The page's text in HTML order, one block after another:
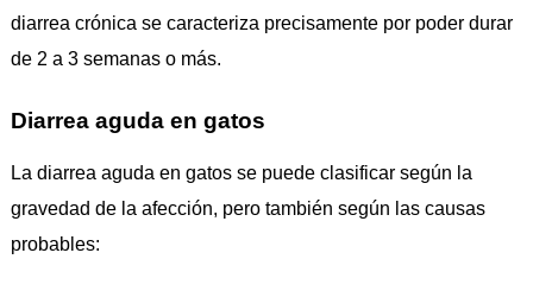
diarrea crónica se caracteriza precisamente por poder durar
de 2 a 3 semanas o más.
Diarrea aguda en gatos
La diarrea aguda en gatos se puede clasificar según la
gravedad de la afección, pero también según las causas
probables: